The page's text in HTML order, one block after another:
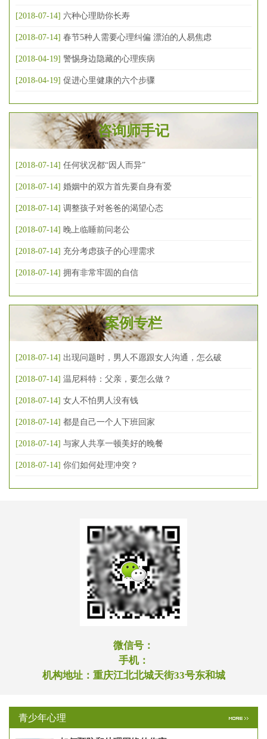
[2018-07-14] 六种心理助你长寿
[2018-07-14] 春节5种人需要心理纠偏 漂泊的人易焦虑
[2018-04-19] 警惕身边隐藏的心理疾病
[2018-04-19] 促进心里健康的六个步骤
咨询师手记
[2018-07-14] 任何状况都“因人而异”
[2018-07-14] 婚姻中的双方首先要自身有爱
[2018-07-14] 调整孩子对爸爸的渴望心态
[2018-07-14] 晚上临睡前问老公
[2018-07-14] 充分考虑孩子的心理需求
[2018-07-14] 拥有非常牢固的自信
案例专栏
[2018-07-14] 出现问题时，男人不愿跟女人沟通，怎么破
[2018-07-14] 温尼科特：父亲，要怎么做？
[2018-07-14] 女人不怕男人没有钱
[2018-07-14] 都是自己一个人下班回家
[2018-07-14] 与家人共享一顿美好的晚餐
[2018-07-14] 你们如何处理冲突？
微信号：
手机：
机构地址： 重庆江北北城天街33号东和城
青少年心理